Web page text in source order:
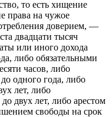
то есть хищение
права на чужое
доверием, —
двадцати тысяч
или иного дохода
либо обязательными
часов, либо
одного года, либо
лет, либо
двух лет, либо арестом
свободы на срок